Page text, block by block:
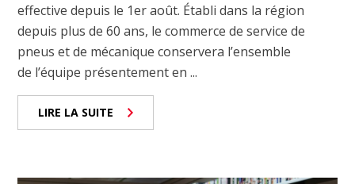
effective depuis le 1er août. Établi dans la région
depuis plus de 60 ans, le commerce de service de
pneus et de mécanique conservera l’ensemble
de l’équipe présentement en ...
LIRE LA SUITE